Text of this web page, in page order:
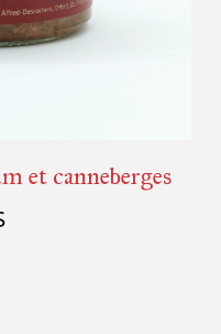
et canneberges